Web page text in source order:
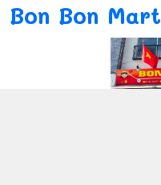
Bon Bon Mart